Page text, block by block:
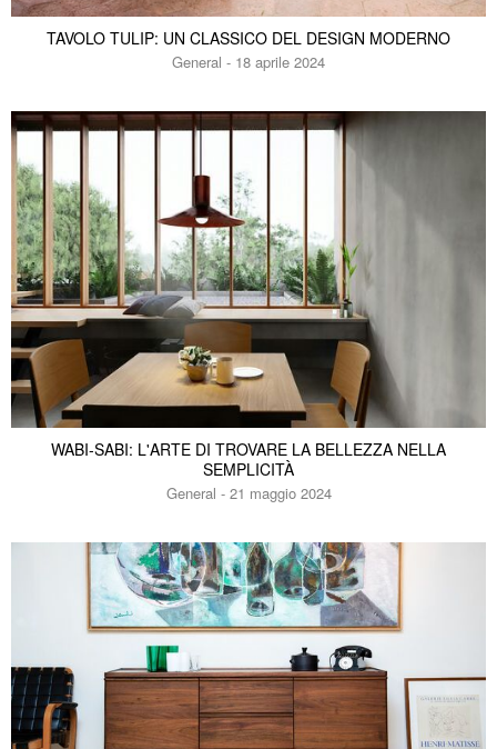
TAVOLO TULIP: UN CLASSICO DEL DESIGN MODERNO
General - 18 aprile 2024
WABI-SABI: L'ARTE DI TROVARE LA BELLEZZA NELLA
SEMPLICITÀ
General - 21 maggio 2024